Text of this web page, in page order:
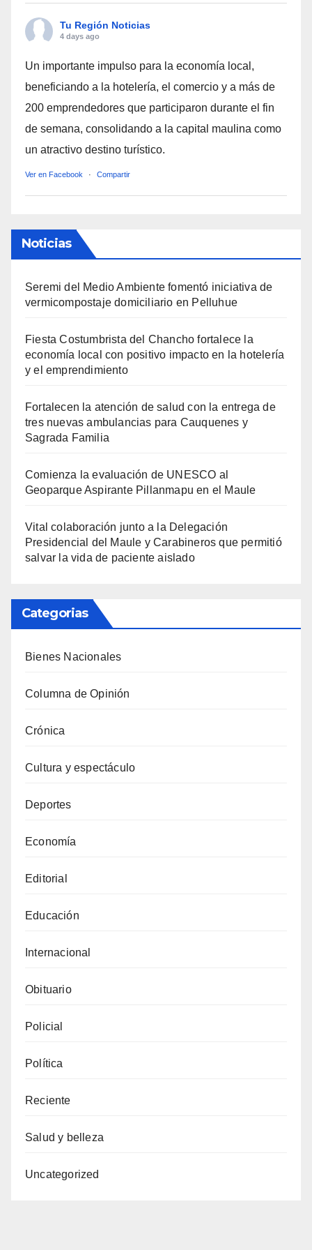
Tu Región Noticias
4 days ago
Un importante impulso para la economía local,
beneficiando a la hotelería, el comercio y a más de
200 emprendedores que participaron durante el fin
de semana, consolidando a la capital maulina como
un atractivo destino turístico.
Ver en Facebook · Compartir
Noticias
Seremi del Medio Ambiente fomentó iniciativa de
vermicompostaje domiciliario en Pelluhue
Fiesta Costumbrista del Chancho fortalece la
economía local con positivo impacto en la hotelería
y el emprendimiento
Fortalecen la atención de salud con la entrega de
tres nuevas ambulancias para Cauquenes y
Sagrada Familia
Comienza la evaluación de UNESCO al
Geoparque Aspirante Pillanmapu en el Maule
Vital colaboración junto a la Delegación
Presidencial del Maule y Carabineros que permitió
salvar la vida de paciente aislado
Categorias
Bienes Nacionales
Columna de Opinión
Crónica
Cultura y espectáculo
Deportes
Economía
Editorial
Educación
Internacional
Obituario
Policial
Política
Reciente
Salud y belleza
Uncategorized